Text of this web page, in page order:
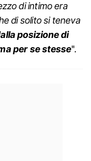
di intimo era
di solito si teneva
posizione di
per se stesse".